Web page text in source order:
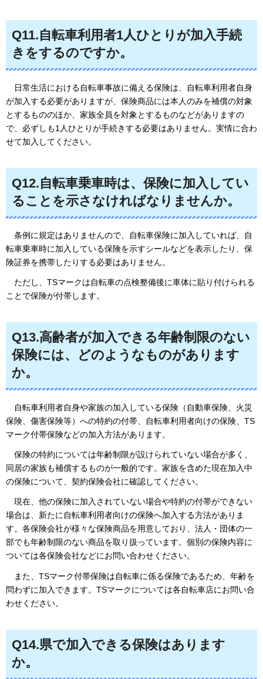
Q11.自転車利用者1人ひとりが加入手続
きをするのですか。
日常生活における自転車事故に備える保険は、自転車利用者自身
が加入する必要がありますが、保険商品には本人のみを補償の対象
とするもののほか、家族全員を対象とするものなどがありますの
で、必ずしも1人ひとりが手続きする必要はありません。実情に合わ
せて加入してください。
Q12.自転車乗車時は、保険に加入してい
ることを示さなければなりませんか。
条例に規定はありませんので、自転車保険に加入していれば、自
転車乗車時に加入している保険を示すシールなどを表示したり、保
険証券を携帯したりする必要はありません。
ただし、TSマークは自転車の点検整備後に車体に貼り付けられる
ことで保険が付帯します。
Q13.高齢者が加入できる年齢制限のない
保険には、どのようなものがあります
か。
自転車利用者自身や家族の加入している保険（自動車保険、火災
保険、傷害保険等）への特約の付帯、自転車利用者向けの保険、TS
マーク付帯保険などの加入方法があります。
保険の特約については年齢制限が設けられていない場合が多く、
同居の家族も補償するものが一般的です。家族を含めた現在加入中
の保険について、契約保険会社に確認してください。
現在、 他の保険に加入されていない場合や特約の付帯ができない
場合は、新たに自転車利用者向けの保険へ加入する方法がありま
す。各保険会社が様々な保険商品を用意しており、法人・団体の一
部でも年齢制限のない商品を取り扱っています。個別の保険内容に
ついては各保険会社などにお問い合わせください。
また、 TSマーク付帯保険は自転車に係る保険であるため、年齢を
問わずに加入できます。TSマークについては各自転車店にお問い合
わせください。
Q14.県で加入できる保険はあります
か。